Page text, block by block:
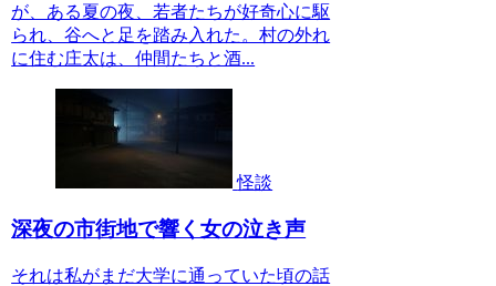
が、ある夏の夜、若者たちが好奇心に駆
られ、谷へと足を踏み入れた。村の外れ
に住む庄太は、仲間たちと酒...
怪談
深夜の市街地で響く女の泣き声
それは私がまだ大学に通っていた頃の話